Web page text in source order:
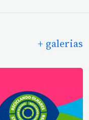
+ galerias